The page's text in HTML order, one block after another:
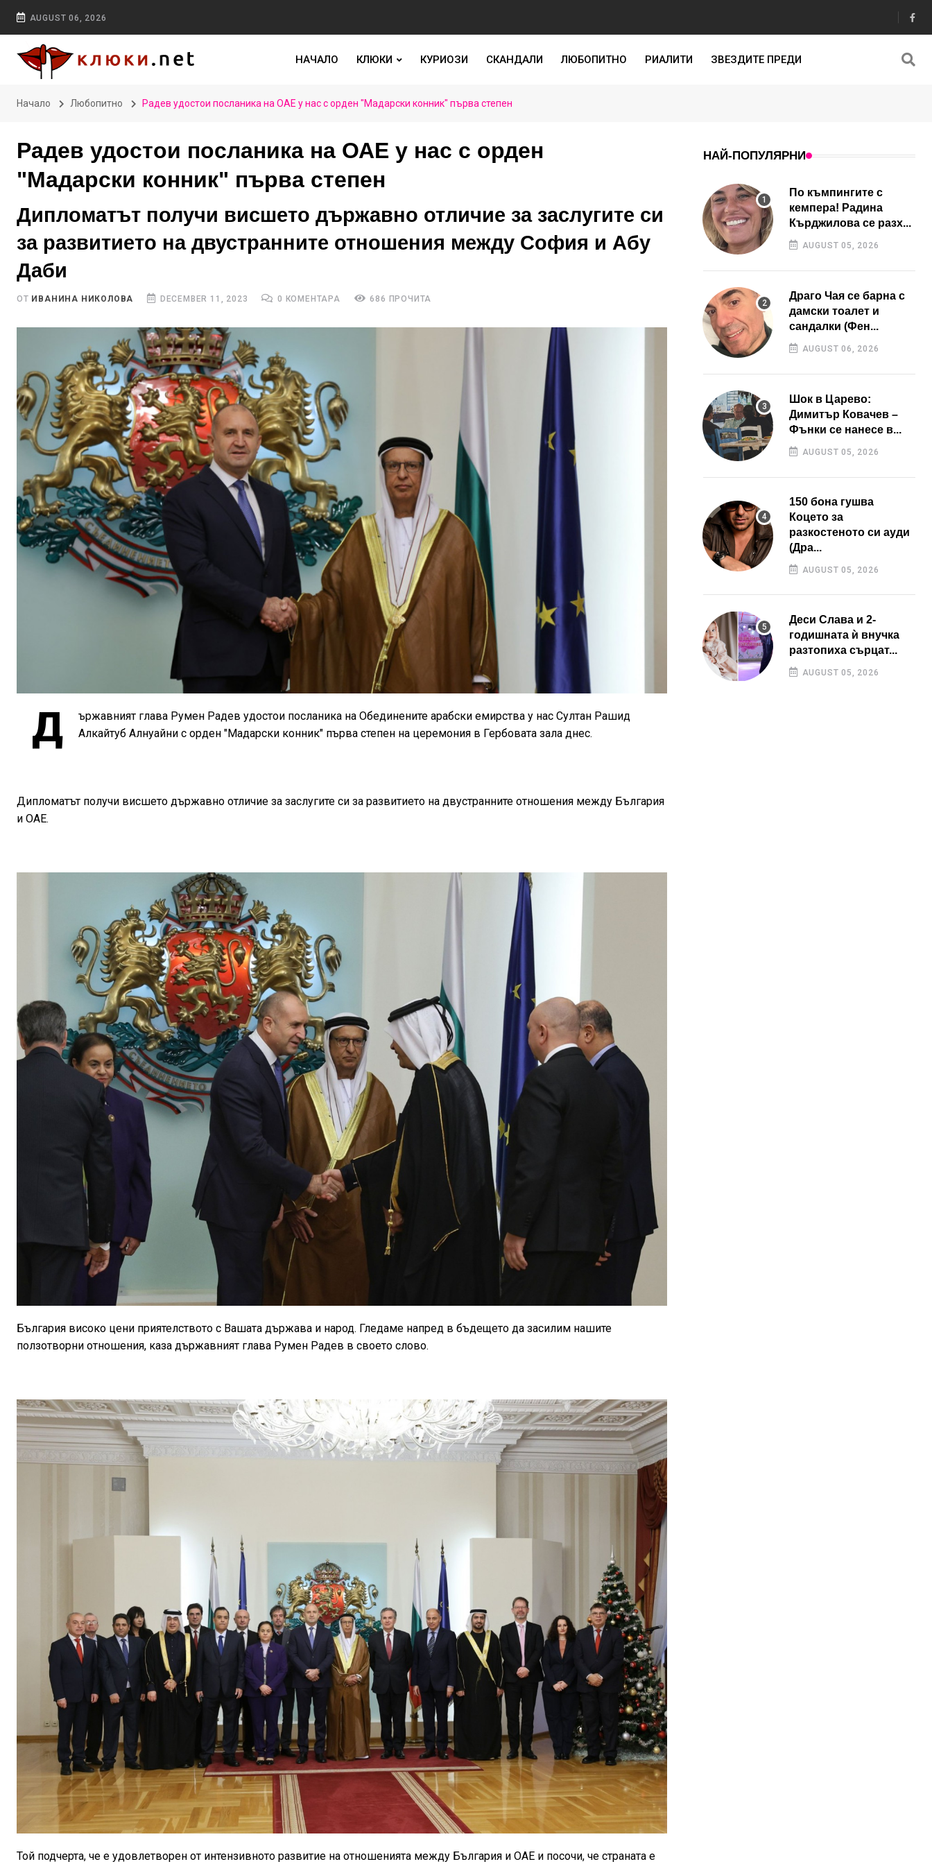
AUGUST 06, 2026
НАЧАЛО КЛЮКИ КУРИОЗИ СКАНДАЛИ ЛЮБОПИТНО РИАЛИТИ ЗВЕЗДИТЕ ПРЕДИ
Начало Любопитно Радев удостои посланика на ОАЕ у нас с орден "Мадарски конник" първа степен
Радев удостои посланика на ОАЕ у нас с орден
"Мадарски конник" първа степен
Дипломатът получи висшето държавно отличие за заслугите си
за развитието на двустранните отношения между София и Абу
Даби
ОТ ИВАНИНА НИКОЛОВА DECEMBER 11, 2023 0 КОМЕНТАРА 686 ПРОЧИТА
Д
ържавният глава Румен Радев удостои посланика на Обединените арабски емирства у нас Султан Рашид
Алкайтуб Алнуайни с орден "Мадарски конник" първа степен на церемония в Гербовата зала днес.
Дипломатът получи висшето държавно отличие за заслугите си за развитието на двустранните отношения между България
и ОАЕ.
България високо цени приятелството с Вашата държава и народ. Гледаме напред в бъдещето да засилим нашите
ползотворни отношения, каза държавният глава Румен Радев в своето слово.
Той подчерта, че е удовлетворен от интензивното развитие на отношенията между България и ОАЕ и посочи, че страната е
НАЙ-ПОПУЛЯРНИ
По къмпингите с
кемпера! Радина
Кърджилова се разх...
AUGUST 05, 2026
Драго Чая се барна с
дамски тоалет и
сандалки (Фен...
AUGUST 06, 2026
Шок в Царево:
Димитър Ковачев –
Фънки се нанесе в...
AUGUST 05, 2026
150 бона гушва
Коцето за
разкостеното си ауди
(Дра...
AUGUST 05, 2026
Деси Слава и 2-
годишната ѝ внучка
разтопиха сърцат...
AUGUST 05, 2026